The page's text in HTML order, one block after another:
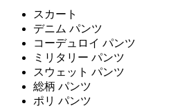
スカート
デニム パンツ
コーデュロイ パンツ
ミリタリー パンツ
スウェット パンツ
総柄 パンツ
ポリ パンツ